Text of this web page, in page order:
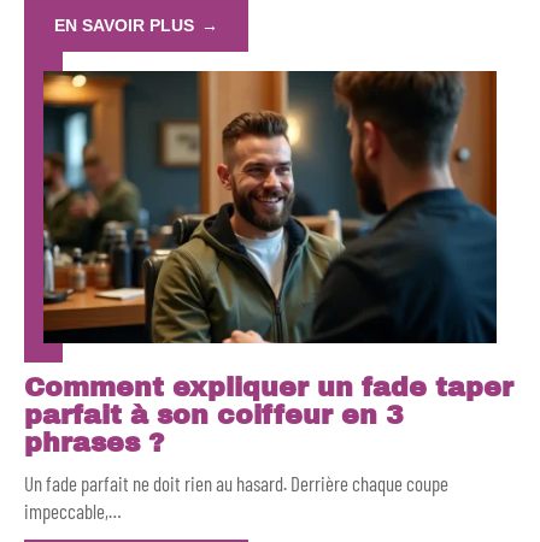
EN SAVOIR PLUS
Comment expliquer un fade taper
parfait à son coiffeur en 3
phrases ?
Un fade parfait ne doit rien au hasard. Derrière chaque coupe
impeccable,…